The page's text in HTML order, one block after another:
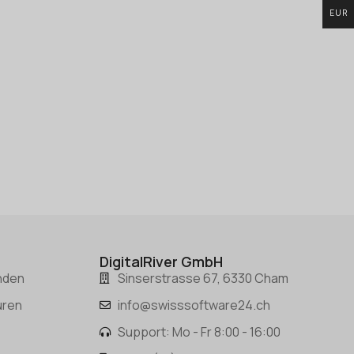
DigitalRiver GmbH
Sinserstrasse 67, 6330 Cham
info@swisssoftware24.ch
Support: Mo - Fr 8:00 - 16:00
EUR